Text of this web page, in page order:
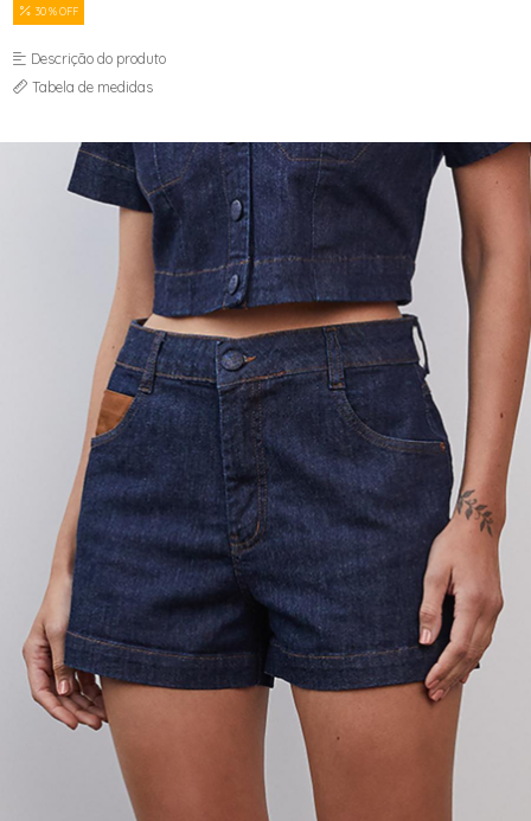
SAIAS
SHORTS
TOPPER
30 % OFF
Descrição do produto
Tabela de medidas